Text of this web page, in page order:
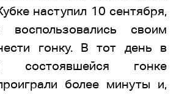
наступил 10 сентября,
воспользовались своим
гонку. В тот день в
состоявшейся гонке
более минуты и,